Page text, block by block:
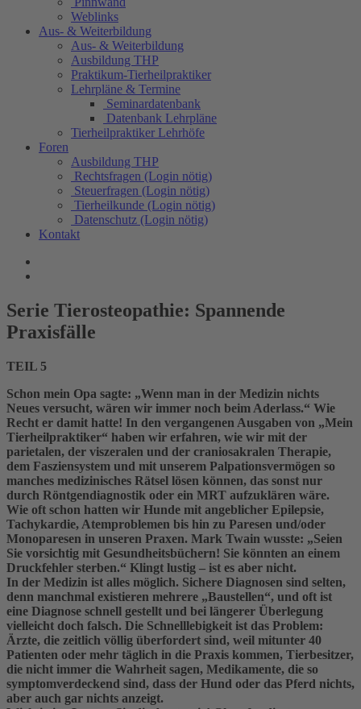
Weblinks
Aus- & Weiterbildung
Aus- & Weiterbildung
Ausbildung THP
Praktikum-Tierheilpraktiker
Lehrpläne & Termine
Seminardatenbank
Datenbank Lehrpläne
Tierheilpraktiker Lehrhöfe
Foren
Ausbildung THP
Rechtsfragen (Login nötig)
Steuerfragen (Login nötig)
Tierheilkunde (Login nötig)
Datenschutz (Login nötig)
Kontakt
Serie Tierosteopathie: Spannende
Praxisfälle
TEIL 5
Schon mein Opa sagte: „Wenn man in der Medizin nichts
Neues versucht, wären wir immer noch beim Aderlass.“ Wie
Recht er damit hatte! In den vergangenen Ausgaben von „Mein
Tierheilpraktiker“ haben wir erfahren, wie wir mit der
parietalen, der viszeralen und der craniosakralen Therapie,
dem Fasziensystem und mit unserem Palpationsvermögen so
manches medizinisches Rätsel lösen können, das sonst nur
durch Röntgendiagnostik oder ein MRT aufzuklären wäre.
Wie oft schon hatten wir Hunde mit angeblicher Epilepsie,
Tachykardie, Atemproblemen bis hin zu Paresen und/oder
Monoparesen in unseren Praxen. Mark Twain wusste: „Seien
Sie vorsichtig mit Gesundheitsbüchern! Sie könnten an einem
Druckfehler sterben.“ Klingt lustig – ist es aber nicht.
In der Medizin ist alles möglich. Sichere Diagnosen sind selten,
denn manchmal existieren mehrere „Baustellen“, und oft ist
eine Diagnose schnell gestellt und bei längerer Überlegung
vielleicht doch falsch. Die Schnelllebigkeit ist das Problem:
Ärzte, die zeitlich völlig überfordert sind, weil mitunter 40
Patienten oder mehr täglich in die Praxis kommen, Tierbesitzer,
die nicht immer die Wahrheit sagen, Medikamente, die so
symptomverdeckend sind, dass der Hund oder das Pferd nichts,
aber auch gar nichts anzeigt.